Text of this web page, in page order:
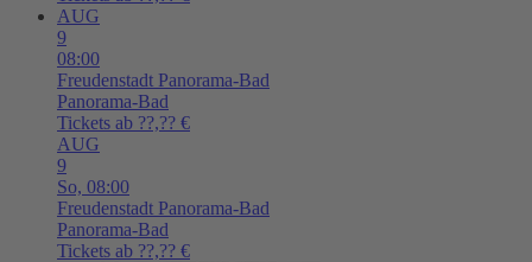
AUG
9
08:00
Freudenstadt Panorama-Bad
Panorama-Bad
Tickets ab ??,?? €
AUG
9
So, 08:00
Freudenstadt Panorama-Bad
Panorama-Bad
Tickets ab ??,?? €